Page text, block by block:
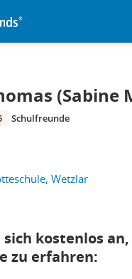
(Sabine
Wetzlar
Schulfreunde
sich kostenlos
zu erfahren: